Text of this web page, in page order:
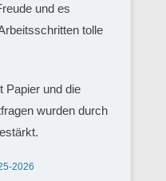
und es
tolle
Papier und die
wurden durch
2026